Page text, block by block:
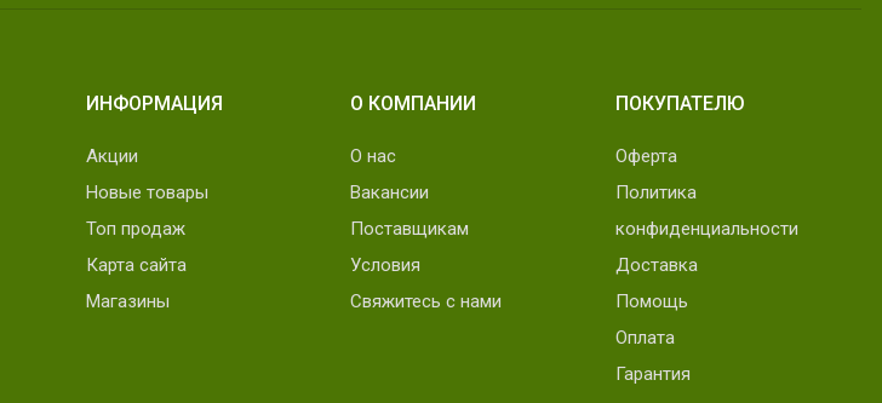
ИНФОРМАЦИЯ
Акции
Новые товары
Топ продаж
Карта сайта
Магазины
О КОМПАНИИ
О нас
Вакансии
Поставщикам
Условия
Свяжитесь с нами
ПОКУПАТЕЛЮ
Оферта
Политика
конфиденциальности
Доставка
Помощь
Оплата
Гарантия